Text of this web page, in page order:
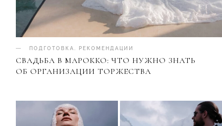
ПОДГОТОВКА РЕКОМЕНДАЦИИ
СВАДЬБА В МАРОККО: ЧТО НУЖНО ЗНАТЬ
ОБ ОРГАНИЗАЦИИ ТОРЖЕСТВА